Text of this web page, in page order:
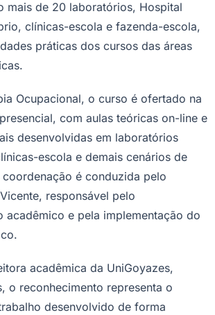
mais de 20 laboratórios, Hospital
clínicas-escola e fazenda-escola,
práticas dos cursos das áreas
Ocupacional, o curso é ofertado na
com aulas teóricas on-line e
desenvolvidas em laboratórios
escola e demais cenários de
é conduzida pelo
responsável pelo
acadêmico e pela implementação do
acadêmica da UniGoyazes,
o reconhecimento representa o
desenvolvido de forma